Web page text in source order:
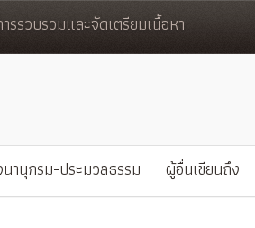
รรวบรวมและจัดเตรียมเนื้อหา
านุกรม-ประมวลธรรม ผู้อื่นเขียนถึง